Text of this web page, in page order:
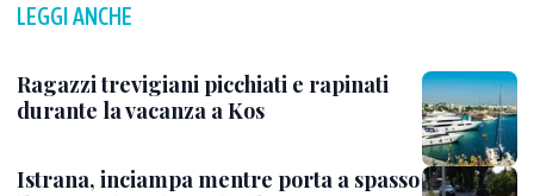
LEGGI ANCHE
Ragazzi trevigiani picchiati e rapinati
durante la vacanza a Kos
Istrana, inciampa mentre porta a spasso